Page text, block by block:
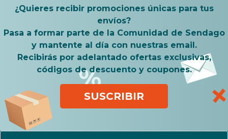
¿Quieres recibir promociones únicas para tus
envíos?
Pasa a formar parte de la Comunidad de Sendago
y mantente al día con nuestras email.
Recibirás por adelantado ofertas exclusivas,
códigos de descuento y coupones.
SUSCRIBIR